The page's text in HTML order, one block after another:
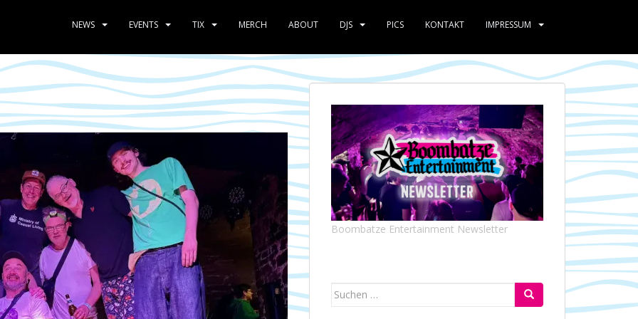
NEWS EVENTS TIX MERCH ABOUT DJS PICS KONTAKT IMPRESSUM
Boombatze Entertainment Newsletter
Suchen